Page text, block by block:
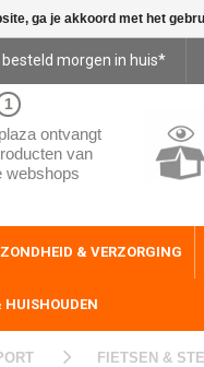
morgen in huis*
1
ontvangt
van
webshops
& VERZORGING
HUISHOUDEN
FIETSEN &
ga je akkoord met het